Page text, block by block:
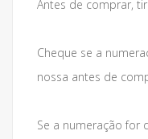
Antes de comprar,
Cheque se a
nossa antes de
Se a numeração for